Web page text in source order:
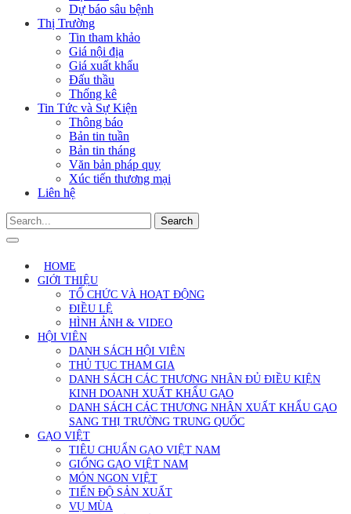
Dự báo sâu bệnh
Thị Trường
Tin tham khảo
Giá nội địa
Giá xuất khẩu
Đấu thầu
Thống kê
Tin Tức và Sự Kiện
Thông báo
Bản tin tuần
Bản tin tháng
Văn bản pháp quy
Xúc tiến thương mại
Liên hệ
Search
HOME
GIỚI THIỆU
TỔ CHỨC VÀ HOẠT ĐỘNG
ĐIỀU LỆ
HÌNH ẢNH & VIDEO
HỘI VIÊN
DANH SÁCH HỘI VIÊN
THỦ TỤC THAM GIA
DANH SÁCH CÁC THƯƠNG NHÂN ĐỦ ĐIỀU KIỆN
KINH DOANH XUẤT KHẨU GẠO
DANH SÁCH CÁC THƯƠNG NHÂN XUẤT KHẨU GẠO
SANG THỊ TRƯỜNG TRUNG QUỐC
GẠO VIỆT
TIÊU CHUẨN GẠO VIỆT NAM
GIỐNG GẠO VIỆT NAM
MÓN NGON VIỆT
TIẾN ĐỘ SẢN XUẤT
VỤ MÙA